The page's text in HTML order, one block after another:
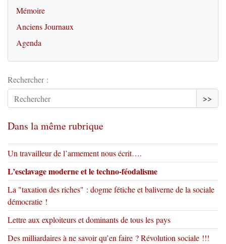
Mémoire
Anciens Journaux
Agenda
Rechercher :
>>
Dans la même rubrique
Un travailleur de l’armement nous écrit….
L’esclavage moderne et le techno-féodalisme
La "taxation des riches" : dogme fétiche et baliverne de la sociale
démocratie !
Lettre aux exploiteurs et dominants de tous les pays
Des milliardaires à ne savoir qu’en faire ? Révolution sociale !!!